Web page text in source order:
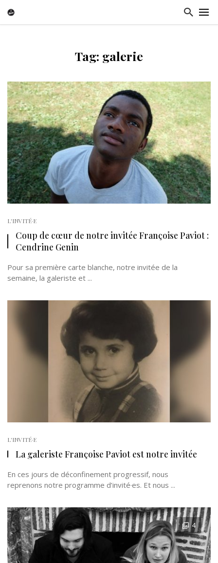
Tag: galerie
L'INVITÉ·E
Coup de cœur de notre invitée Françoise Paviot :
Cendrine Genin
Pour sa première carte blanche, notre invitée de la
semaine, la galeriste et ...
L'INVITÉ·E
La galeriste Françoise Paviot est notre invitée
En ces jours de déconfinement progressif, nous
reprenons notre programme d’invité·es. Et nous ...
4